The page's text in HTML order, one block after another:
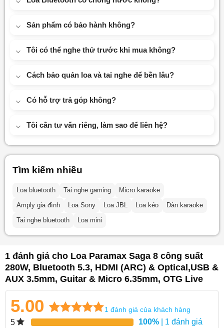
Sản phẩm có bảo hành không?
Tôi có thể nghe thử trước khi mua không?
Cách bảo quản loa và tai nghe để bền lâu?
Có hỗ trợ trả góp không?
Tôi cần tư vấn riêng, làm sao để liên hệ?
Tìm kiếm nhiều
Loa bluetooth Tai nghe gaming
Micro karaoke
Amply gia đình
Loa Sony Loa JBL Loa kéo
Dàn karaoke
Tai nghe bluetooth
Loa mini
1 đánh giá cho Loa Paramax Saga 8 công suất
280W, Bluetooth 5.3, HDMI (ARC) & Optical,USB &
AUX 3.5mm, Guitar & Micro 6.35mm, OTG Live
5.00 1 đánh giá của khách hàng
5 100% | 1 đánh giá